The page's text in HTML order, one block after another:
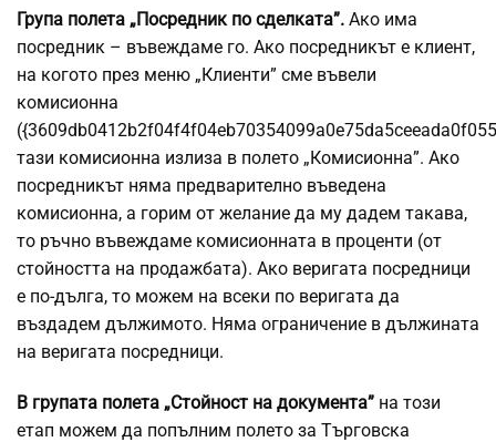
Група полета „Посредник по сделката”. Ако има
посредник – въвеждаме го. Ако посредникът е клиент,
на когото през меню „Клиенти” сме въвели
комисионна
тази комисионна излиза в полето „Комисионна”. Ако
посредникът няма предварително въведена
комисионна, а горим от желание да му дадем такава,
то ръчно въвеждаме комисионната в проценти (от
стойността на продажбата). Ако веригата посредници
е по-дълга, то можем на всеки по веригата да
въздадем дължимото. Няма ограничение в дължината
на веригата посредници.
В групата полета „Стойност на документа” на този
етап можем да попълним полето за Търговска